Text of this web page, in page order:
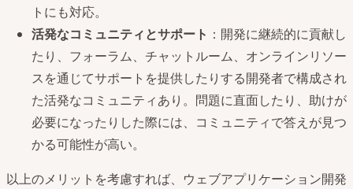
トにも対応。
活発なコミュニティとサポート ：開発に継続的に貢献し
たり、フォーラム、チャットルーム、オンラインリソー
スを通じてサポートを提供したりする開発者で構成され
た活発なコミュニティあり。問題に直面したり、助けが
必要になったりした際には、コミュニティで答えが見つ
かる可能性が高い。
以上のメリットを考慮すれば、ウェブアプリケーション開発